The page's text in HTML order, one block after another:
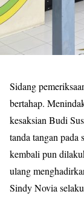
Sidang
bertahap.
kesaksian Budi
tanda tangan pada
kembali pun
ulang
Sindy Novia